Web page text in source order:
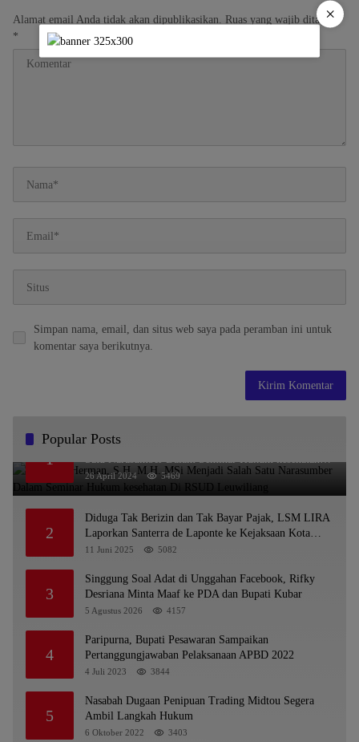
Alamat email Anda tidak akan dipublikasikan. Ruas yang wajib ditandai
*
Simpan nama, email, dan situs web saya pada peramban ini untuk
komentar saya berikutnya.
Popular Posts
1
Dr. KMS Herman, S.H.,M.H.,MSi Menjadi Salah
Satu Narasumber Dalam Seminar Hukum kesehatan
Di RSUD Leuwiliang
26 April 2024 5469
2
Diduga Tak Berizin dan Tak Bayar Pajak, LSM LIRA
Laporkan Santerra de Laponte ke Kejaksaan Kota
Batu
11 Juni 2025 5082
3
Singgung Soal Adat di Unggahan Facebook, Rifky
Desriana Minta Maaf ke PDA dan Bupati Kubar
5 Agustus 2026 4157
4
Paripurna, Bupati Pesawaran Sampaikan
Pertanggungjawaban Pelaksanaan APBD 2022
4 Juli 2023 3844
5
Nasabah Dugaan Penipuan Trading Midtou Segera
Ambil Langkah Hukum
6 Oktober 2022 3403
×